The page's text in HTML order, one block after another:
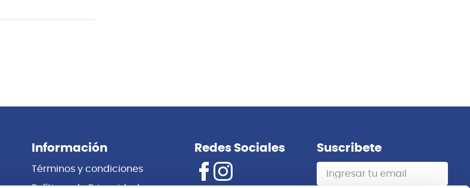
Información
Términos y condiciones
Redes Sociales Suscribete